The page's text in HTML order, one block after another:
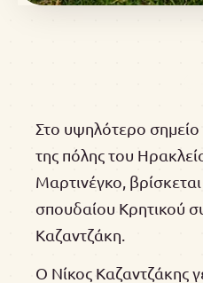
Στο υψηλότερο
της πόλης του
Μαρτινέγκο,
σπουδαίου Κρητικού
Καζαντζάκη.
Ο Νίκος Καζαντζάκης